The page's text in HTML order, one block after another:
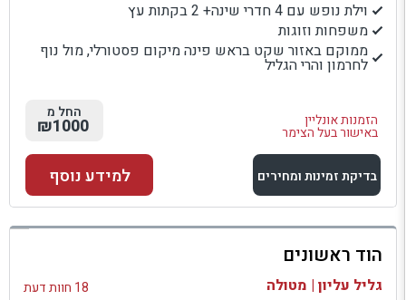
וילת נופש עם 4 חדרי שינה+ 2 בקתות עץ
משפחות וזוגות
ממוקם באזור שקט בראש פינה מיקום פסטורלי, מול נוף
לחרמון והרי הגליל
הזמנות אונליין
באישור בעל הצימר
החל מ
₪1000
בדיקת זמינות ומחירים
למתחם זה
בדיקת זמינות ומחירים
למידע נוסף
הוד ראשונים
גליל עליון | מטולה 18 חוות דעת